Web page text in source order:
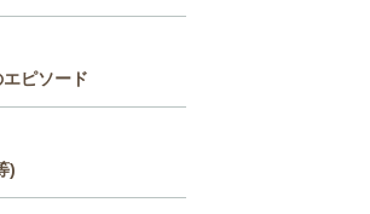
ピソード
)